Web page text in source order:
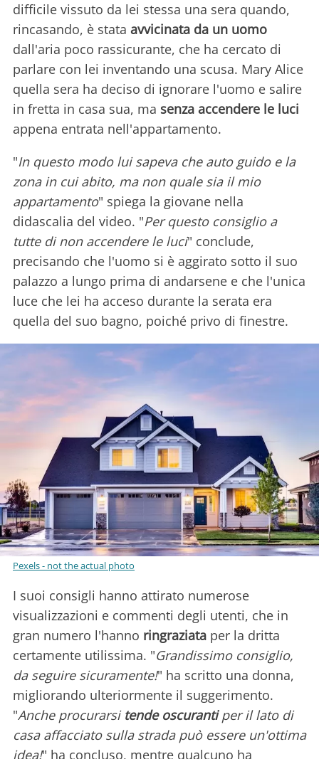
difficile vissuto da lei stessa una sera quando,
rincasando, è stata avvicinata da un uomo
dall'aria poco rassicurante, che ha cercato di
parlare con lei inventando una scusa. Mary Alice
quella sera ha deciso di ignorare l'uomo e salire
in fretta in casa sua, ma senza accendere le luci
appena entrata nell'appartamento.
"In questo modo lui sapeva che auto guido e la
zona in cui abito, ma non quale sia il mio
appartamento" spiega la giovane nella
didascalia del video. "Per questo consiglio a
tutte di non accendere le luci" conclude,
precisando che l'uomo si è aggirato sotto il suo
palazzo a lungo prima di andarsene e che l'unica
luce che lei ha acceso durante la serata era
quella del suo bagno, poiché privo di finestre.
Pexels - not the actual photo
I suoi consigli hanno attirato numerose
visualizzazioni e commenti degli utenti, che in
gran numero l'hanno ringraziata per la dritta
certamente utilissima. "Grandissimo consiglio,
da seguire sicuramente!" ha scritto una donna,
migliorando ulteriormente il suggerimento.
"Anche procurarsitende oscurantiper il lato di
casa affacciato sulla strada può essere un'ottima
idea!" ha concluso, mentre qualcuno ha